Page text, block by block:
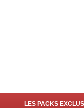
LES PACKS